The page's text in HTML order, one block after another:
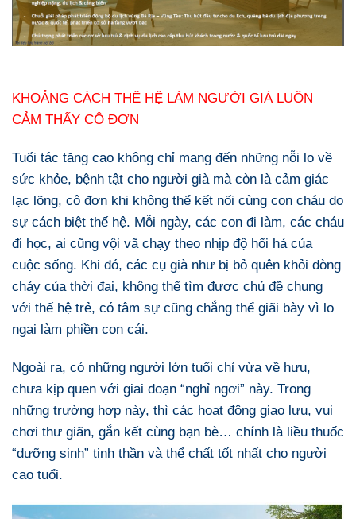
KHOẢNG CÁCH THẾ HỆ LÀM NGƯỜI GIÀ LUÔN
CẢM THẤY CÔ ĐƠN
Tuổi tác tăng cao không chỉ mang đến những nỗi lo về
sức khỏe, bệnh tật cho người già mà còn là cảm giác
lạc lõng, cô đơn khi không thể kết nối cùng con cháu do
sự cách biệt thế hệ. Mỗi ngày, các con đi làm, các cháu
đi học, ai cũng vội vã chạy theo nhịp độ hối hả của
cuộc sống. Khi đó, các cụ già như bị bỏ quên khỏi dòng
chảy của thời đại, không thể tìm được chủ đề chung
với thế hệ trẻ, có tâm sự cũng chẳng thể giãi bày vì lo
ngại làm phiền con cái.
Ngoài ra, có những người lớn tuổi chỉ vừa về hưu,
chưa kịp quen với giai đoạn “nghỉ ngơi” này. Trong
những trường hợp này, thì các hoạt động giao lưu, vui
chơi thư giãn, gắn kết cùng bạn bè… chính là liều thuốc
“dưỡng sinh” tinh thần và thể chất tốt nhất cho người
cao tuổi.